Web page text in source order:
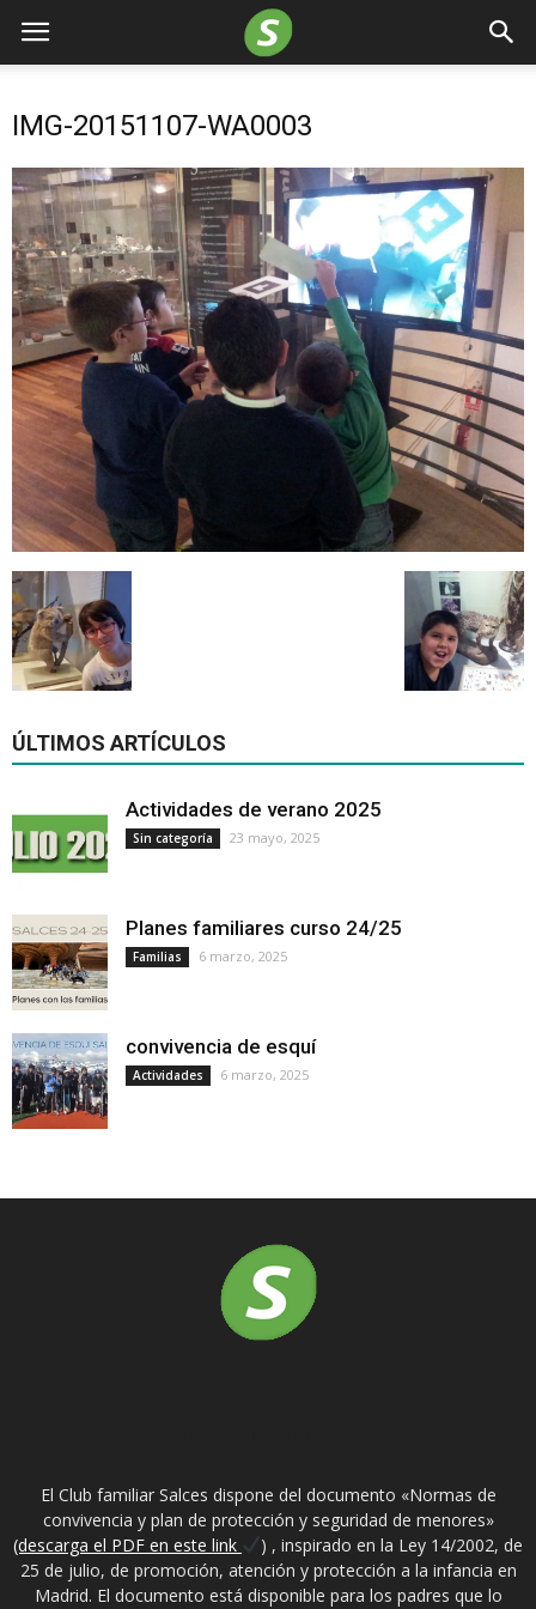
IMG-20151107-WA0003
ÚLTIMOS ARTÍCULOS
Actividades de verano 2025
Sin categoría 23 mayo, 2025
Planes familiares curso 24/25
Familias 6 marzo, 2025
convivencia de esquí
Actividades 6 marzo, 2025
El Club familiar Salces dispone del documento «Normas de
convivencia y plan de protección y seguridad de menores»
(descarga el PDF en este link
) , inspirado en la Ley 14/2002, de
25 de julio, de promoción, atención y protección a la infancia en
Madrid. El documento está disponible para los padres que lo